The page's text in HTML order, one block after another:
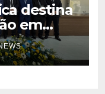
destina
em